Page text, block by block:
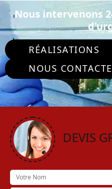
Nous intervenons
RÉALISATIONS
NOUS
DEVIS